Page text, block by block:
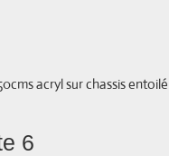
acryl sur chassis entoilé
6